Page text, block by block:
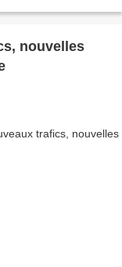
nouvelles